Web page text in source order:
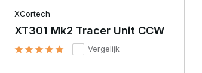
XCortech
XT301 Mk2 Tracer Unit CCW
Vergelijk